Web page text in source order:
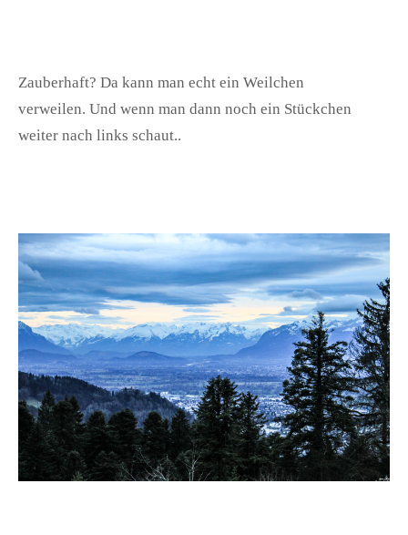
Zauberhaft? Da kann man echt ein Weilchen
verweilen. Und wenn man dann noch ein Stückchen
weiter nach links schaut..